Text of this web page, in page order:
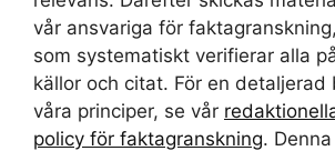
vår ansvariga för
som systematiskt verifierar alla
källor och citat. För en detaljerad
våra principer, se vår
policy för faktagranskning.